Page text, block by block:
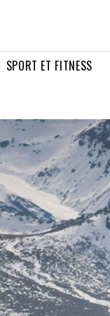
SPORT ET FITNESS